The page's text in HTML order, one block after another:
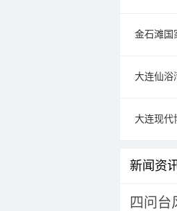
大连现代
新闻资
四问台